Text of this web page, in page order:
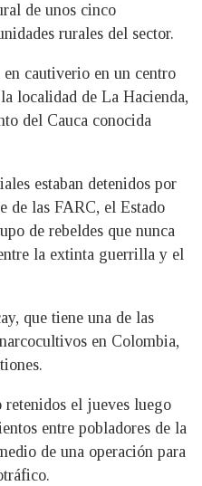
de unos cinco
rurales del sector.
cautiverio en un centro
localidad de La Hacienda,
del Cauca conocida
estaban detenidos por
de las FARC, el Estado
de rebeldes que nunca
la extinta guerrilla y el
que tiene una de las
en Colombia,
el jueves luego
entre pobladores de la
de una operación para